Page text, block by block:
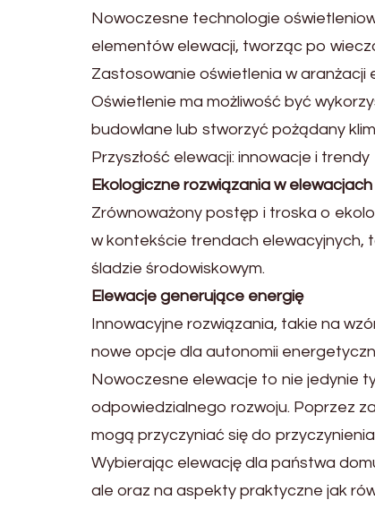
Nowoczesne technologie
elementów elewacji, tworząc po
Zastosowanie oświetlenia w aranżacji
Oświetlenie ma możliwość być
budowlane lub stworzyć pożądany
Przyszłość elewacji: innowacje i trendy
Ekologiczne rozwiązania w elewacjach
Zrównoważony postęp i troska o
w kontekście trendach elewacyjnych,
śladzie środowiskowym.
Elewacje generujące energię
Innowacyjne rozwiązania, takie na
nowe opcje dla autonomii
Nowoczesne elewacje to nie jedynie
odpowiedzialnego rozwoju. Poprzez
mogą przyczyniać się do
Wybierając elewację dla państwa
ale oraz na aspekty praktyczne jak